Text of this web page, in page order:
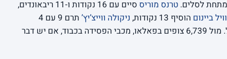
לסלים. טרנס מוריס
סיים עם 16 נקודות ו-11 ריבאונדים,
וויל ביינום הוסיף 13 נקודות, ניקולה ווייצ’יץ’
תרם 9 עם 4
נתן דקות מהספסל. מול 6,739 צופים בפאלאו, מכבי הפסידה בכבוד, אם יש דבר